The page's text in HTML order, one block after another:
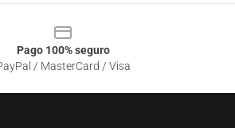
Pago 100% seguro
/ MasterCard / Visa